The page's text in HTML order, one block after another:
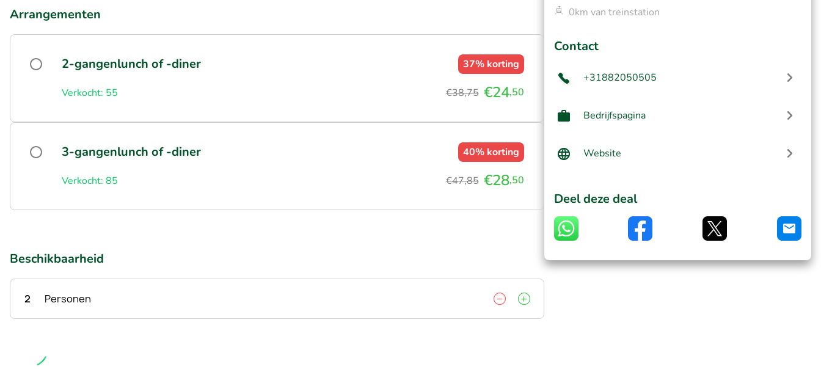
Arrangementen
2-gangenlunch of -diner 37% korting
Verkocht: 55 €38,75 €24,50
3-gangenlunch of -diner 40% korting
Verkocht: 85 €47,85 €28,50
Beschikbaarheid
2 Personen
0km van treinstation
Contact
+31882050505
Bedrijfspagina
Website
Deel deze deal